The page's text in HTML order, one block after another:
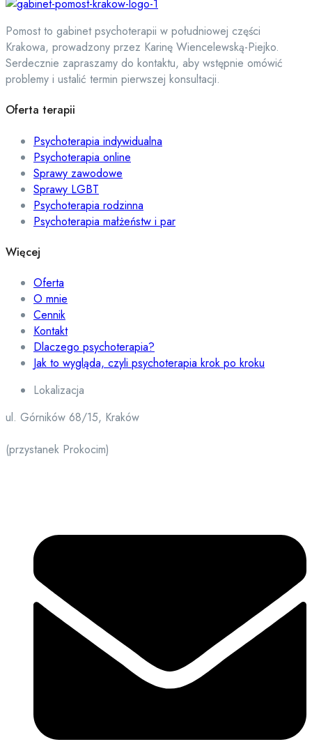
Pomost to gabinet psychoterapii w południowej części
Krakowa, prowadzony przez Karinę Wiencelewską-Piejko.
Serdecznie zapraszamy do kontaktu, aby wstępnie omówić
problemy i ustalić termin pierwszej konsultacji.
Oferta terapii
Psychoterapia indywidualna
Psychoterapia online
Sprawy zawodowe
Sprawy LGBT
Psychoterapia rodzinna
Psychoterapia małżeństw i par
Więcej
Oferta
O mnie
Cennik
Kontakt
Dlaczego psychoterapia?
Jak to wygląda, czyli psychoterapia krok po kroku
Lokalizacja
ul. Górników 68/15, Kraków
(przystanek Prokocim)